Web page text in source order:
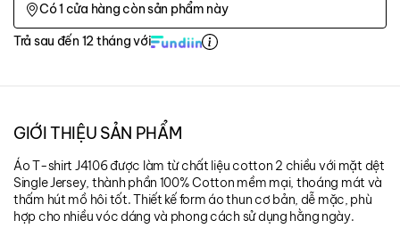
Có1 cửa hàng còn sản phẩm này
Trả sau đến 12 tháng với
GIỚI THIỆU SẢN PHẨM
Áo T-shirt J4106 được làm từ chất liệu cotton 2 chiều với mặt dệt
Single Jersey, thành phần 100% Cotton mềm mại, thoáng mát và
thấm hút mồ hôi tốt. Thiết kế form áo thun cơ bản, dễ mặc, phù
hợp cho nhiều vóc dáng và phong cách sử dụng hằng ngày.